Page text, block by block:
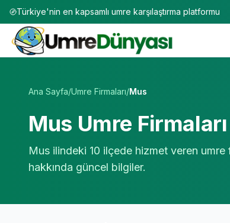
Türkiye'nin en kapsamlı umre karşılaştırma platformu
Ana Sayfa/Umre Firmaları/Mus
Mus Umre
Mus ilindeki 10 ilçede hizmet veren umre
hakkında güncel bilgiler.